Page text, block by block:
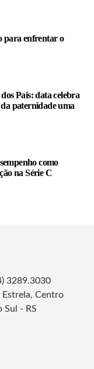
para enfrentar o
Pais: data celebra
paternidade uma
como
na Série C
3289.3030
Estrela, Centro
Sul - RS